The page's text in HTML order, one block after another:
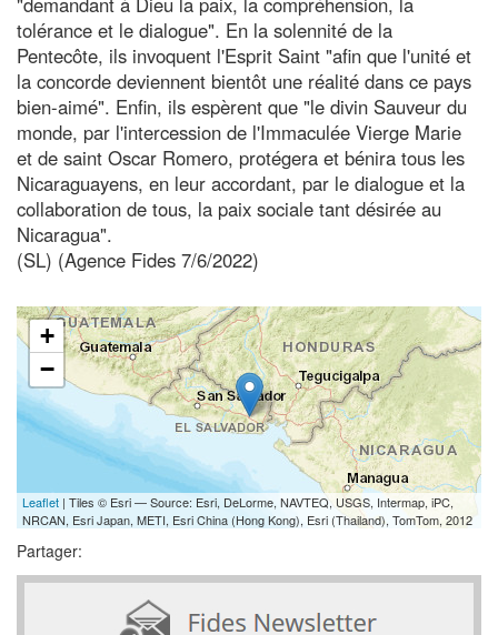
tolérance et le dialogue". En la solennité de la
Pentecôte, ils invoquent l'Esprit Saint "afin que l'unité et
la concorde deviennent bientôt une réalité dans ce pays
bien-aimé". Enfin, ils espèrent que "le divin Sauveur du
monde, par l'intercession de l'Immaculée Vierge Marie
et de saint Oscar Romero, protégera et bénira tous les
Nicaraguayens, en leur accordant, par le dialogue et la
collaboration de tous, la paix sociale tant désirée au
Nicaragua".
(SL) (Agence Fides 7/6/2022)
+
−
Leaflet | Tiles © Esri — Source: Esri, DeLorme, NAVTEQ, USGS, Intermap, iPC,
NRCAN, Esri Japan, METI, Esri China (Hong Kong), Esri (Thailand), TomTom, 2012
Partager: